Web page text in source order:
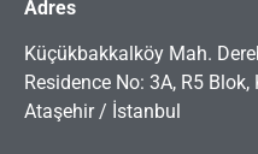
Adres
Küçükbakkalköy Mah.
Residence No: 3A, R5
Ataşehir / İstanbul